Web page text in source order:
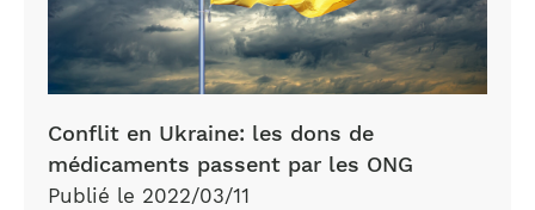
Conflit en Ukraine: les dons de
médicaments passent par les ONG
Publié le 2022/03/11